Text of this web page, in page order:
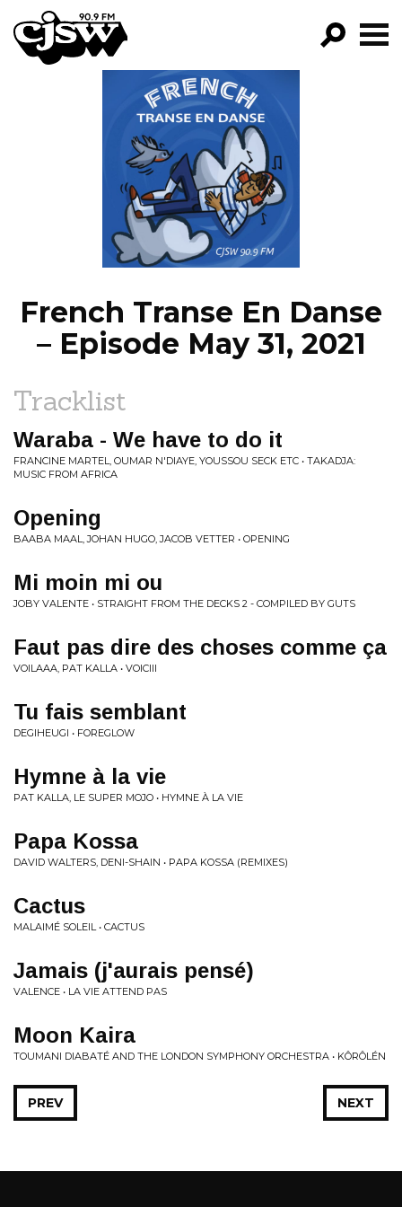
CJSW
PROGRAMS
EPISODES
NEWS
French Transe En Danse
– Episode May 31, 2021
Tracklist
Waraba - We have to do it
FRANCINE MARTEL, OUMAR N'DIAYE, YOUSSOU SECK ETC • TAKADJA:
MUSIC FROM AFRICA
Opening
BAABA MAAL, JOHAN HUGO, JACOB VETTER • OPENING
Mi moin mi ou
JOBY VALENTE • STRAIGHT FROM THE DECKS 2 - COMPILED BY GUTS
Faut pas dire des choses comme ça
VOILAAA, PAT KALLA • VOICIII
Tu fais semblant
DEGIHEUGI • FOREGLOW
Hymne à la vie
PAT KALLA, LE SUPER MOJO • HYMNE À LA VIE
Papa Kossa
DAVID WALTERS, DENI-SHAIN • PAPA KOSSA (REMIXES)
Cactus
MALAIMÉ SOLEIL • CACTUS
Jamais (j'aurais pensé)
VALENCE • LA VIE ATTEND PAS
Moon Kaira
TOUMANI DIABATÉ AND THE LONDON SYMPHONY ORCHESTRA • KÔRÔLÉN
NEXT
PREV